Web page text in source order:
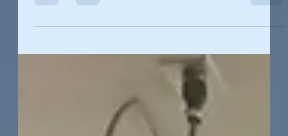
いる今のうちに更新しておきます。と
いっても、すでに記憶が薄れかけてい
るものも多数。。。学生には記憶より
も記録だと言っている手前、なんとも
説得力に欠けるのですが、とりあえず